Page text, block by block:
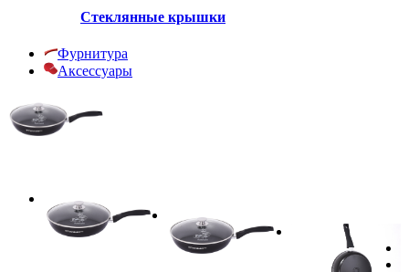
Стеклянные крышки
Фурнитура
Аксессуары